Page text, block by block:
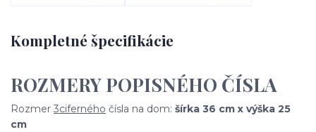
Kompletné špecifikácie
ROZMERY POPISNÉHO ČÍSLA
Rozmer 3ciferného čísla na dom: šírka 36 cm x výška 25
cm